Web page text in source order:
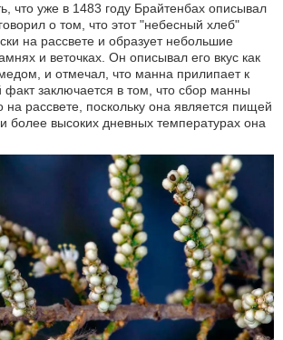
что уже в 1483 году Брайтенбах описывал
о том, что этот "небесный хлеб"
на рассвете и образует небольшие
и веточках. Он описывал его вкус как
и отмечал, что манна прилипает к
заключается в том, что сбор манны
на рассвете, поскольку она является пищей
более высоких дневных температурах она